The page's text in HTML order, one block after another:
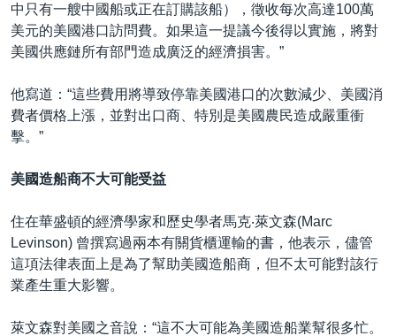
中只有一艘中國船或正在訂購該船），徵收每次高達100萬
美元的美國港口訪問費。如果這一提議今後得以實施，將對
美國供應鏈所有部門造成廣泛的經濟損害。”
他寫道：“這些費用將導致停靠美國港口的次數減少、美國消
費者價格上漲，並對出口商、特別是美國農民造成嚴重衝
擊。”
美國造船商不大可能受益
住在華盛頓的經濟學家和歷史學者馬克‧萊文森(Marc
Levinson) 曾撰寫過兩本有關貨櫃運輸的書，他表示，儘管
這項法律表面上是為了幫助美國造船商，但不太可能對該行
業產生重大影響。
萊文森對美國之音說：“這不大可能為美國造船業幫很多忙。